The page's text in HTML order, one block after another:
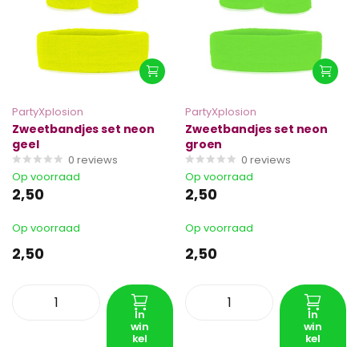
PartyXplosion
Zweetbandjes set neon
geel
0 reviews
Op voorraad
2,50
Op voorraad
2,50
In
win
kel
PartyXplosion
Zweetbandjes set neon
groen
0 reviews
Op voorraad
2,50
Op voorraad
2,50
In
win
kel